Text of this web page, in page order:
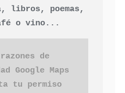
libros, poemas,
o vino...
de
Google Maps
tu permiso